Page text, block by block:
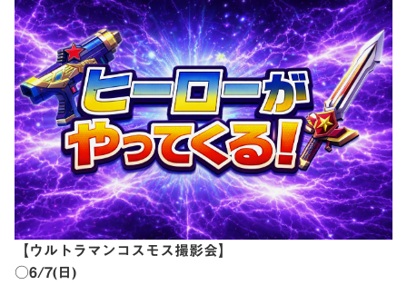
【ウルトラマンコスモス撮影会】
○6/7(日)